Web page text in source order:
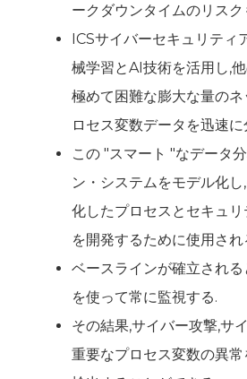
ークダウンタイムのリスク
ICSサイバーセキュリティ
械学習とAI技術を活用し,
極めて困難な膨大な量の
ロセス変数データを迅速に
この "スマート "なデータ
ン・システムをモデル化
化したプロセスとセキュ
を開発するために使用され
ベースラインが確立され
を使って常に監視する.
その結果,サイバー攻撃,サ
重要なプロセス変数の異